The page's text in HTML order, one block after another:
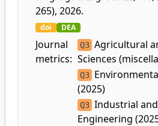
265), 2026.
doi DEA
Journal
metrics:
Q3 Agricultural
Sciences
Q3
(2025)
Q3 Industrial
Engineering